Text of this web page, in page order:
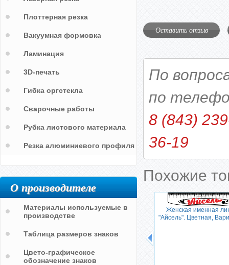
Оставить отзыв
По
по
8 (843)
36-19
Похожие
Женская именная
"Айсель". Цветная,
Плоттерная резка
Вакуумная формовка
Ламинация
3D-печать
Гибка оргстекла
Сварочные работы
Рубка листового материала
Резка алюминиевого профиля
О производителе
Материалы используемые в
производстве
Таблица размеров знаков
Цвето-графическое
обозначение знаков